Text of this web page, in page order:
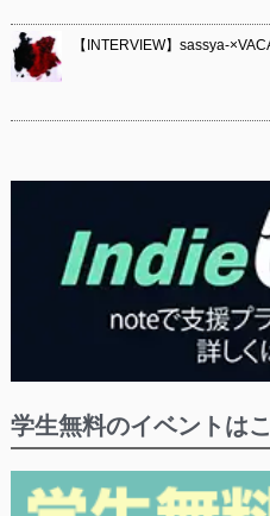
【INTERVIEW】sassya-
学生無料のイベントは